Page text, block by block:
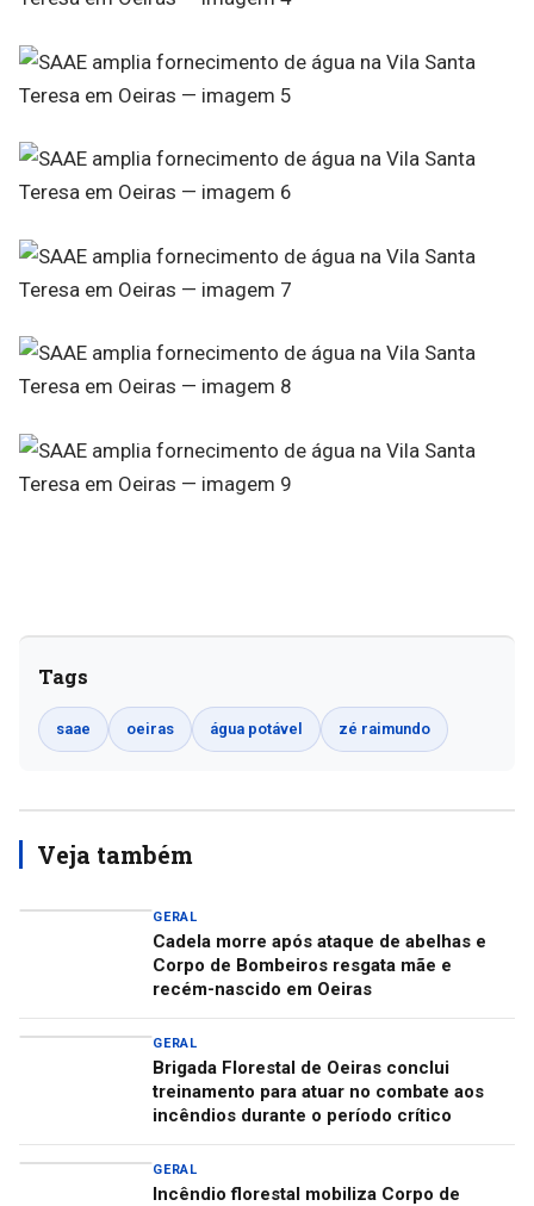
Tags
saae oeiras água potável zé raimundo
Veja também
GERAL
Cadela morre após ataque de abelhas e
Corpo de Bombeiros resgata mãe e
recém-nascido em Oeiras
GERAL
Brigada Florestal de Oeiras conclui
treinamento para atuar no combate aos
incêndios durante o período crítico
GERAL
Incêndio florestal mobiliza Corpo de